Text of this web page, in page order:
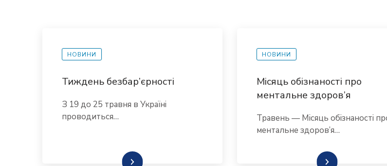
НОВИНИ
Тиждень безбар’єрності
З 19 до 25 травня в Україні
проводиться…
Детальніше
НОВИНИ
Місяць обізнаності про
ментальне здоров’я
Травень — Місяць обізнаності
ментальне здоров’я…
Детальніше